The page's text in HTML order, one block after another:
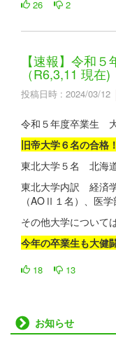
26 2
【速報】令和
（R6,3,11 現在)
投稿日時 : 2024/03/12
令和５年度卒業生
旧帝大学６名の合格！
東北大学５名 北海
東北大学内訳 経済
（AOⅡ１名）、医
その他大学について
今年の卒業生も大健
18 13
お知らせ